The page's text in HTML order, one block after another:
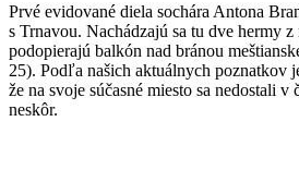
Prvé evidované diela sochára Antona
s Trnavou. Nachádzajú sa tu dve hermy
podopierajú balkón nad bránou
25). Podľa našich aktuálnych poznatkov
že na svoje súčasné miesto sa nedostali
neskôr.